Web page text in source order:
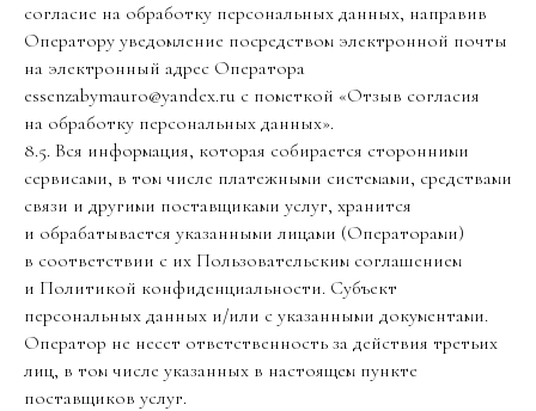
согласие на обработку персональных данных, направив
Оператору уведомление посредством электронной почты
на электронный адрес Оператора
essenzabymauro@yandex.ru с пометкой «Отзыв согласия
на обработку персональных данных».
8.5. Вся информация, которая собирается сторонними
сервисами, в том числе платежными системами, средствами
связи и другими поставщиками услуг, хранится
и обрабатывается указанными лицами (Операторами)
в соответствии с их Пользовательским соглашением
и Политикой конфиденциальности. Субъект
персональных данных и/или с указанными документами.
Оператор не несет ответственность за действия третьих
лиц, в том числе указанных в настоящем пункте
поставщиков услуг.